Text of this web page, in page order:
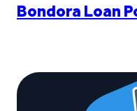
Bondora Loan